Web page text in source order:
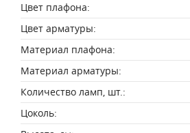
Цвет плафона:
Цвет арматуры:
Материал плафона:
Материал арматуры:
Количество ламп, шт.:
Цоколь: